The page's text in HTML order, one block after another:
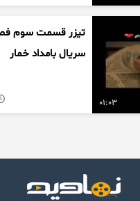
01:03
تیزر قسمت سوم
سریال بامداد خمار